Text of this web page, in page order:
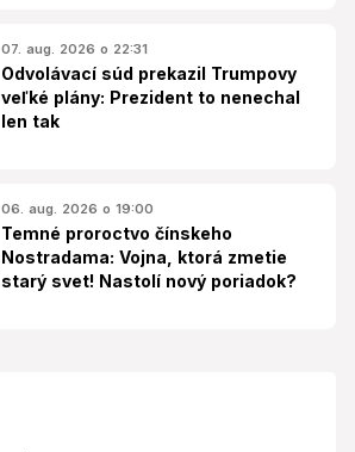
07. aug. 2026 o 22:31
Odvolávací súd prekazil Trumpovy
veľké plány: Prezident to nenechal
len tak
06. aug. 2026 o 19:00
Temné proroctvo čínskeho
Nostradama: Vojna, ktorá zmetie
starý svet! Nastolí nový poriadok?